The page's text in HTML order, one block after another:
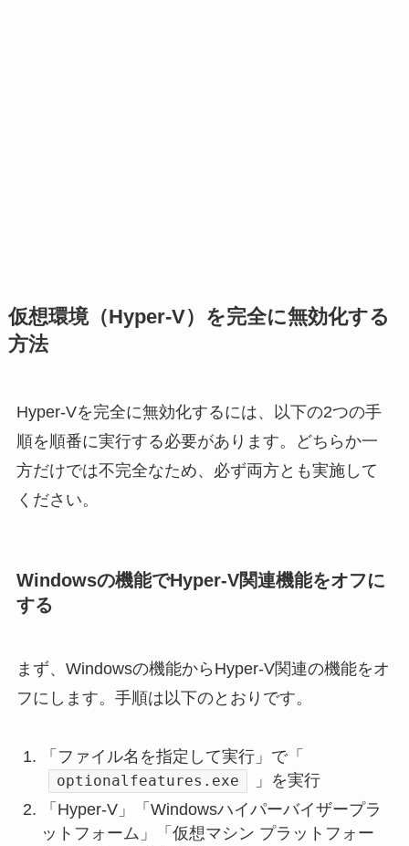
仮想環境（Hyper-V）を完全に無効化する
方法
Hyper-Vを完全に無効化するには、以下の2つの手
順を順番に実行する必要があります。どちらか一
方だけでは不完全なため、必ず両方とも実施して
ください。
Windowsの機能でHyper-V関連機能をオフに
する
まず、Windowsの機能からHyper-V関連の機能をオ
フにします。手順は以下のとおりです。
「ファイル名を指定して実行」で「
optionalfeatures.exe
」を実行
「Hyper-V」「Windowsハイパーバイザープラ
ットフォーム」「仮想マシン プラットフォー